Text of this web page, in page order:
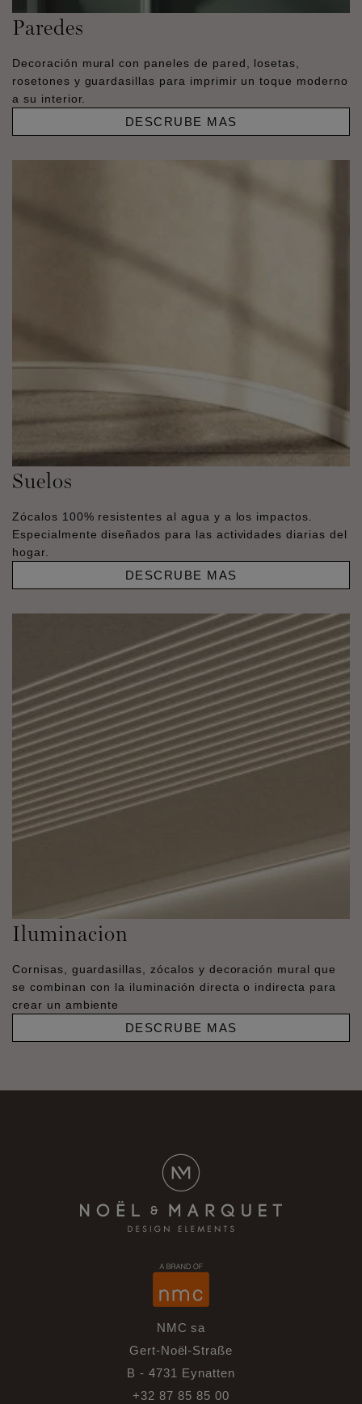
Paredes
Decoración mural con paneles de pared, losetas,
rosetones y guardasillas para imprimir un toque moderno
a su interior.
DESCRUBE MAS
Suelos
Zócalos 100% resistentes al agua y a los impactos.
Especialmente diseñados para las actividades diarias del
hogar.
DESCRUBE MAS
Iluminacion
Cornisas, guardasillas, zócalos y decoración mural que
se combinan con la iluminación directa o indirecta para
crear un ambiente
DESCRUBE MAS
NMC sa
Gert-Noël-Straße
B - 4731 Eynatten
+32 87 85 85 00